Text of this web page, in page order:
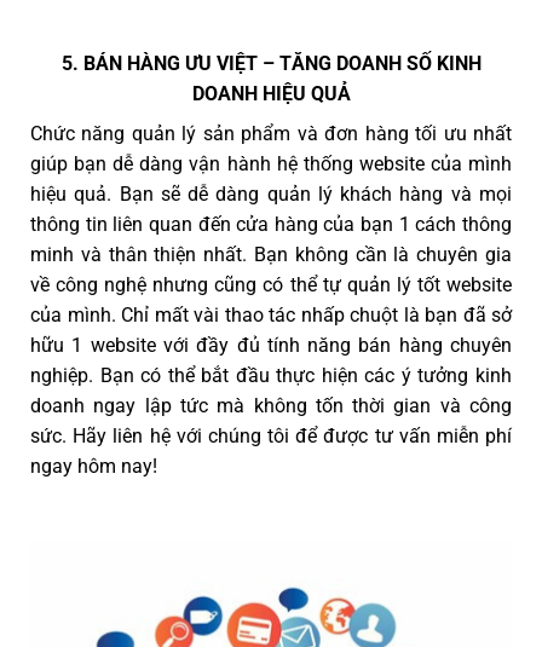
5. BÁN HÀNG ƯU VIỆT – TĂNG DOANH SỐ KINH
DOANH HIỆU QUẢ
Chức năng quản lý sản phẩm và đơn hàng tối ưu nhất
giúp bạn dễ dàng vận hành hệ thống website của mình
hiệu quả. Bạn sẽ dễ dàng quản lý khách hàng và mọi
thông tin liên quan đến cửa hàng của bạn 1 cách thông
minh và thân thiện nhất. Bạn không cần là chuyên gia
về công nghệ nhưng cũng có thể tự quản lý tốt website
của mình. Chỉ mất vài thao tác nhấp chuột là bạn đã sở
hữu 1 website với đầy đủ tính năng bán hàng chuyên
nghiệp. Bạn có thể bắt đầu thực hiện các ý tưởng kinh
doanh ngay lập tức mà không tốn thời gian và công
sức. Hãy liên hệ với chúng tôi để được tư vấn miễn phí
ngay hôm nay!